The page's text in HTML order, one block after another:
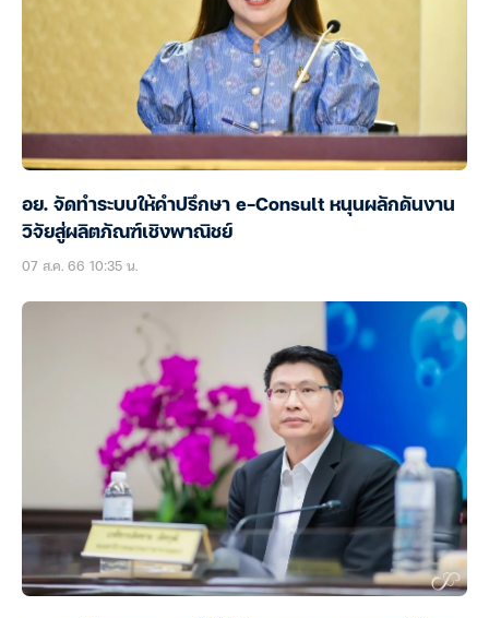
อย. จัดทำระบบให้คำปรึกษา e-Consult หนุนผลักดันงาน
วิจัยสู่ผลิตภัณฑ์เชิงพาณิชย์
07 ส.ค. 66 10:35 น.